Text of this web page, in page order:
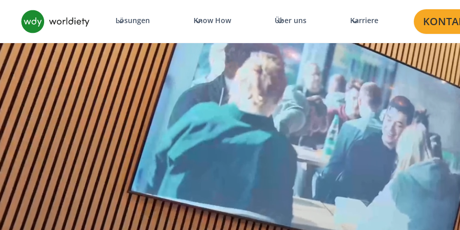
Lösungen Know How Über uns Karriere